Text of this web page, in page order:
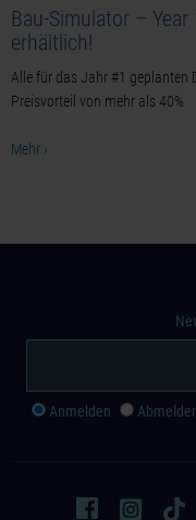
Bau-Simulator –
erhältlich!
Alle für das Jahr #1 geplanten
Preisvorteil von mehr als 40%
Mehr ›
Anmelden